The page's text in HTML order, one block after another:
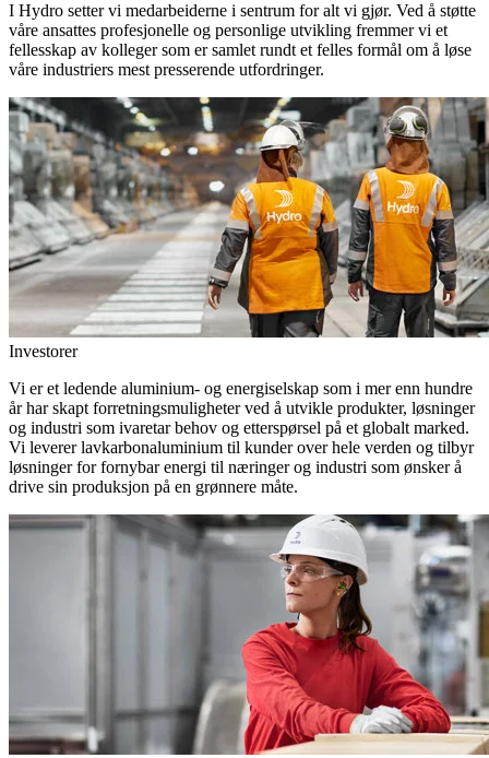
I Hydro setter vi medarbeiderne i sentrum for alt vi gjør. Ved å støtte
våre ansattes profesjonelle og personlige utvikling fremmer vi et
fellesskap av kolleger som er samlet rundt et felles formål om å løse
våre industriers mest presserende utfordringer.
Investorer
Vi er et ledende aluminium- og energiselskap som i mer enn hundre
år har skapt forretningsmuligheter ved å utvikle produkter, løsninger
og industri som ivaretar behov og etterspørsel på et globalt marked.
Vi leverer lavkarbonaluminium til kunder over hele verden og tilbyr
løsninger for fornybar energi til næringer og industri som ønsker å
drive sin produksjon på en grønnere måte.